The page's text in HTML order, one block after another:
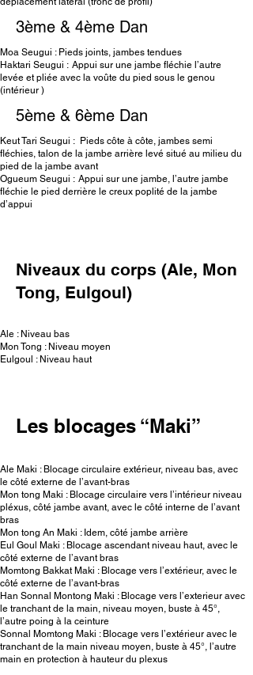
3ème & 4ème Dan
Moa Seugui : Pieds joints, jambes tendues
Haktari Seugui : Appui sur une jambe fléchie l’autre
levée et pliée avec la voûte du pied sous le genou
(intérieur )
5ème & 6ème Dan
Keut Tari Seugui : Pieds côte à côte, jambes semi
fléchies, talon de la jambe arrière levé situé au milieu du
pied de la jambe avant
Ogueum Seugui : Appui sur une jambe, l’autre jambe
fléchie le pied derrière le creux poplité de la jambe
d’appui
Niveaux du corps (Ale, Mon
Tong, Eulgoul)
Ale : Niveau bas
Mon Tong : Niveau moyen
Eulgoul : Niveau haut
Les blocages “Maki”
Ale Maki : Blocage circulaire extérieur, niveau bas, avec
le côté externe de l’avant-bras
Mon tong Maki : Blocage circulaire vers l’intérieur niveau
pléxus, côté jambe avant, avec le côté interne de l’avant
bras
Mon tong An Maki : Idem, côté jambe arrière
Eul Goul Maki : Blocage ascendant niveau haut, avec le
côté externe de l’avant bras
Momtong Bakkat Maki : Blocage vers l’extérieur, avec le
côté externe de l’avant-bras
Han Sonnal Montong Maki : Blocage vers l’exterieur avec
le tranchant de la main, niveau moyen, buste à 45°,
l’autre poing à la ceinture
Sonnal Momtong Maki : Blocage vers l’extérieur avec le
tranchant de la main niveau moyen, buste à 45°, l’autre
main en protection à hauteur du plexus